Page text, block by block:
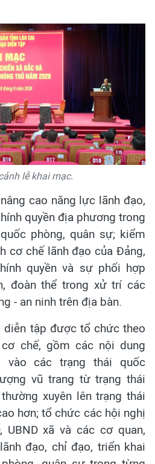
lễ khai mạc.
cao năng lực lãnh đạo,
quyền địa phương trong
phòng, quân sự; kiểm
cơ chế lãnh đạo của Đảng,
quyền và sự phối hợp
đoàn thể trong xử trí các
- an ninh trên địa bàn.
diễn tập được tổ chức theo
chế, gồm các nội dung
vào các trạng thái quốc
vũ trang từ trạng thái
xuyên lên trạng thái
hơn; tổ chức các hội nghị
UBND xã và các cơ quan,
đạo, chỉ đạo, triển khai